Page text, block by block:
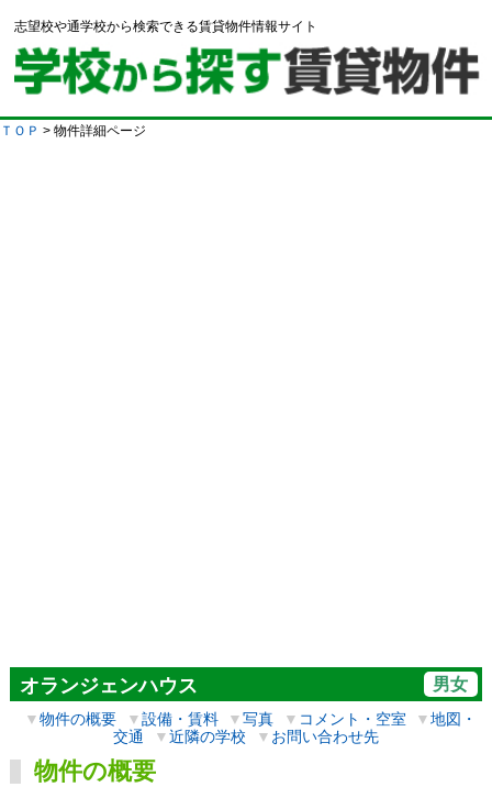
志望校や通学校から検索できる賃貸物件情報サイト
ＴＯＰ > 物件詳細ページ
オランジェンハウス 男女
▼物件の概要 ▼設備・賃料 ▼写真 ▼ コメント・空室 ▼地図・
交通
▼近隣の学校 ▼ お問い合わせ先
物件の概要